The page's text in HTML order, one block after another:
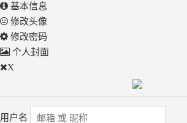
基本信息
修改头像
修改密码
个人封面
X
用户名